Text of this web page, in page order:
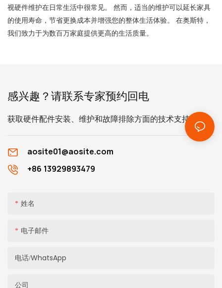
视硬件维护在日常生活中很常见。 然而，适当的维护可以延长家具
的使用寿命，节省更换成本并增强您的整体生活体验。 在奥斯特，
我们致力于为数百万家庭提供更高的生活质量。
感兴趣？请联系专家预约回电
获取硬件配件安装、维护和故障排除方面的技术支持。
aosite01@aosite.com
+86 13929893479
姓名
电子邮件
电话/WhatsApp
公司